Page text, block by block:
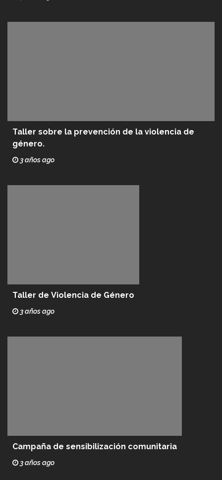
Taller sobre la prevención de la violencia de
género.
3 años ago
Taller de Violencia de Género
3 años ago
Campaña de sensibilización comunitaria
3 años ago